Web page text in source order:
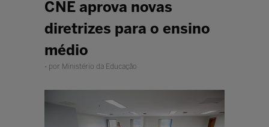
CNE aprova novas
diretrizes para o ensino
médio
por Ministério da Educação